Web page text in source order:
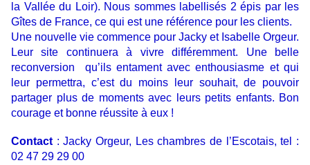
la Vallée du Loir). Nous sommes labellisés 2 épis par les
Gîtes de France, ce qui est une référence pour les clients.
Une nouvelle vie commence pour Jacky et Isabelle Orgeur.
Leur site continuera à vivre différemment. Une belle
reconversion qu’ils entament avec enthousiasme et qui
leur permettra, c’est du moins leur souhait, de pouvoir
partager plus de moments avec leurs petits enfants. Bon
courage et bonne réussite à eux !
Contact : Jacky Orgeur, Les chambres de l’Escotais, tel :
02 47 29 29 00